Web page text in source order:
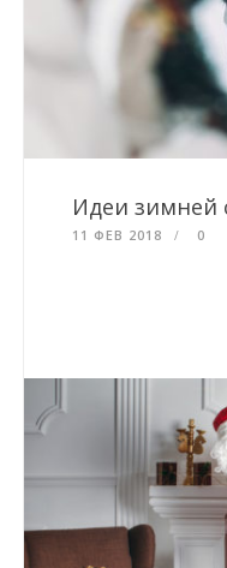
Идеи зимней
11 ФЕВ 2018 0